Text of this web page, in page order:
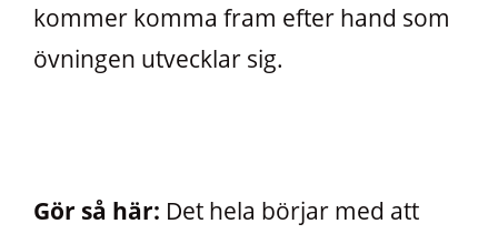
kommer komma fram efter hand som
övningen utvecklar sig.
Gör så här: Det hela börjar med att